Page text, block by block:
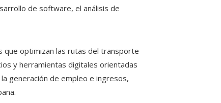
de software, el análisis de
que optimizan las rutas del transporte
y herramientas digitales orientadas
generación de empleo e ingresos,